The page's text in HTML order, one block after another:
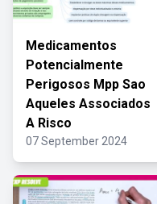
Medicamentos
Potencialmente
Perigosos Mpp Sao
Aqueles Associados
A Risco
07 September 2024